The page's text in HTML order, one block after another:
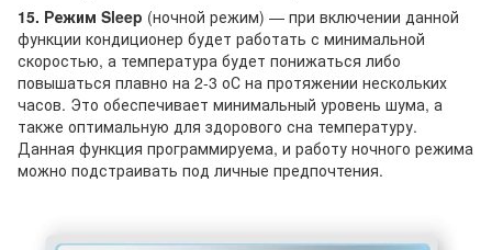
15. Режим Sleep (ночной режим) — при включении данной
функции кондиционер будет работать с минимальной
скоростью, а температура будет понижаться либо
повышаться плавно на 2-3 оС на протяжении нескольких
часов. Это обеспечивает минимальный уровень шума, а
также оптимальную для здорового сна температуру.
Данная функция программируема, и работу ночного режима
можно подстраивать под личные предпочтения.